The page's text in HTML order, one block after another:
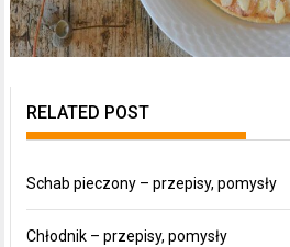
RELATED POST
Schab pieczony – przepisy, pomysły
Chłodnik – przepisy, pomysły